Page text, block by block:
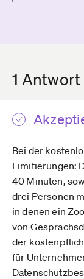
1 Antwort
Bei der
Limitierungen:
40 Minuten,
drei Personen
in denen ein
von
der
für